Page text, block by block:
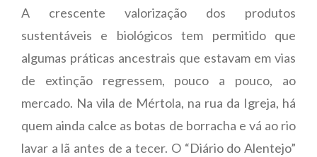
A crescente valorização dos produtos
sustentáveis e biológicos tem permitido que
algumas práticas ancestrais que estavam em vias
de extinção regressem, pouco a pouco, ao
mercado. Na vila de Mértola, na rua da Igreja, há
quem ainda calce as botas de borracha e vá ao rio
lavar a lã antes de a tecer. O “Diário do Alentejo”